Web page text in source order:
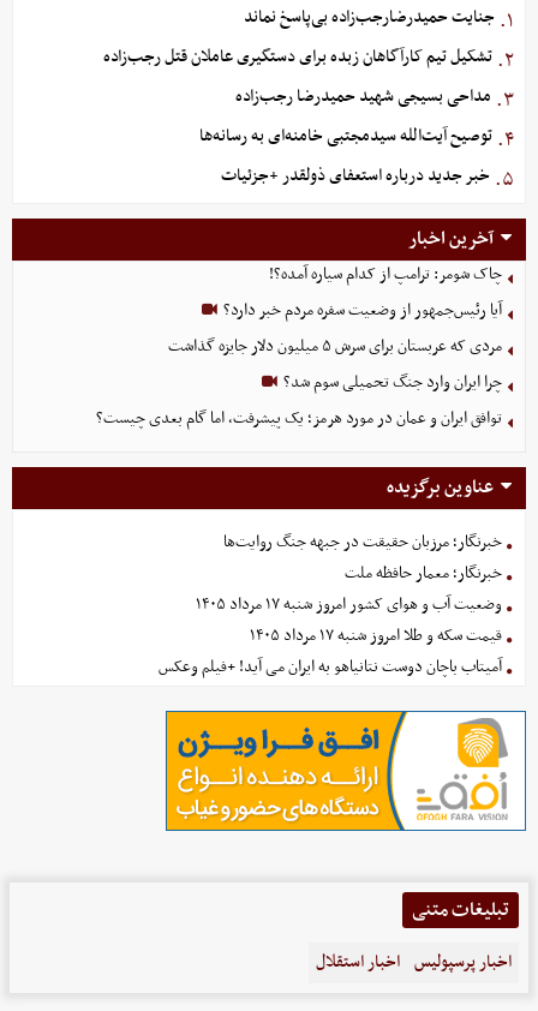
۱. جنایت حمیدرضارجب‌زاده بی‌پاسخ نماند
۲. تشکیل تیم کارآگاهان زبده برای دستگیری عاملان قتل رجب‌زاده
۳. مداحی بسیجی شهید حمیدرضا رجب‌زاده
۴. توصیح آیت‌الله سیدمجتبی خامنه‌ای به رسانه‌ها
۵. خبر جدید درباره استعفای ذولقدر +جزئیات
آخرین اخبار
چاک شومر: ترامپ از کدام سیاره آمده؟!
آیا رئیس‌جمهور از وضعیت سفره مردم خبر دارد؟
مردی که عربستان برای سرش ۵ میلیون دلار جایزه گذاشت
چرا ایران وارد جنگ تحمیلی سوم شد؟
توافق ایران و عمان در مورد هرمز؛ یک پیشرفت، اما گام بعدی چیست؟
عناوین برگزیده
خبرنگار؛ مرزبان حقیقت در جبهه جنگ روایت‌ها
خبرنگار؛ معمار حافظه ملت
وضعیت آب و هوای کشور امروز شنبه ۱۷ مرداد ۱۴۰۵
قیمت سکه و طلا امروز شنبه ۱۷ مرداد ۱۴۰۵
آمیتاب باچان دوست نتانیاهو به ایران می آید! +فیلم وعکس
تبلیغات متنی
اخبار پرسپولیس اخبار استقلال